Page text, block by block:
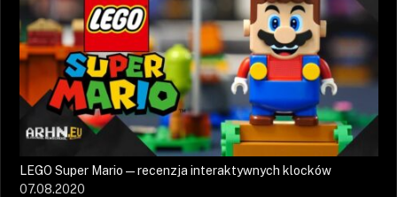
LEGO Super Mario — recenzja interaktywnych klocków
07.08.2020